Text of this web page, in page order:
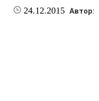
24.12.2015 Автор: